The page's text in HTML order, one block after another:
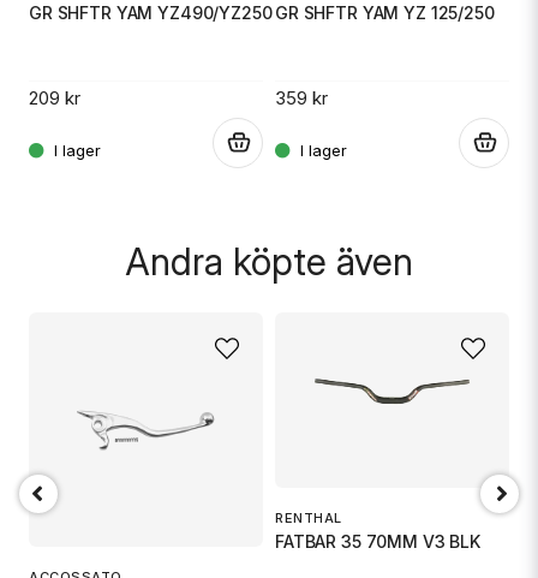
Ja, ni får publicera min fråga
Skicka fråga
GR SHFTR YAM YZ490/YZ250
209 kr
GR SHFTR YAM YZ 125/250
359 kr
Andra köpte även
RENTHAL
FATBAR 35 70MM V3 BLK